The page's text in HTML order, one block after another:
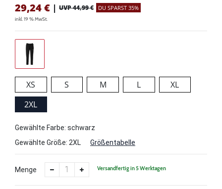
29,24€ | UVP 44,99 € DU SPARST 35%
inkl. 19 % MwSt.
XS S M L
XL
2XL
Gewählte Farbe: schwarz
Gewählte Größe: 2XL Größentabelle
Menge Versandfertig in 5 Werktagen